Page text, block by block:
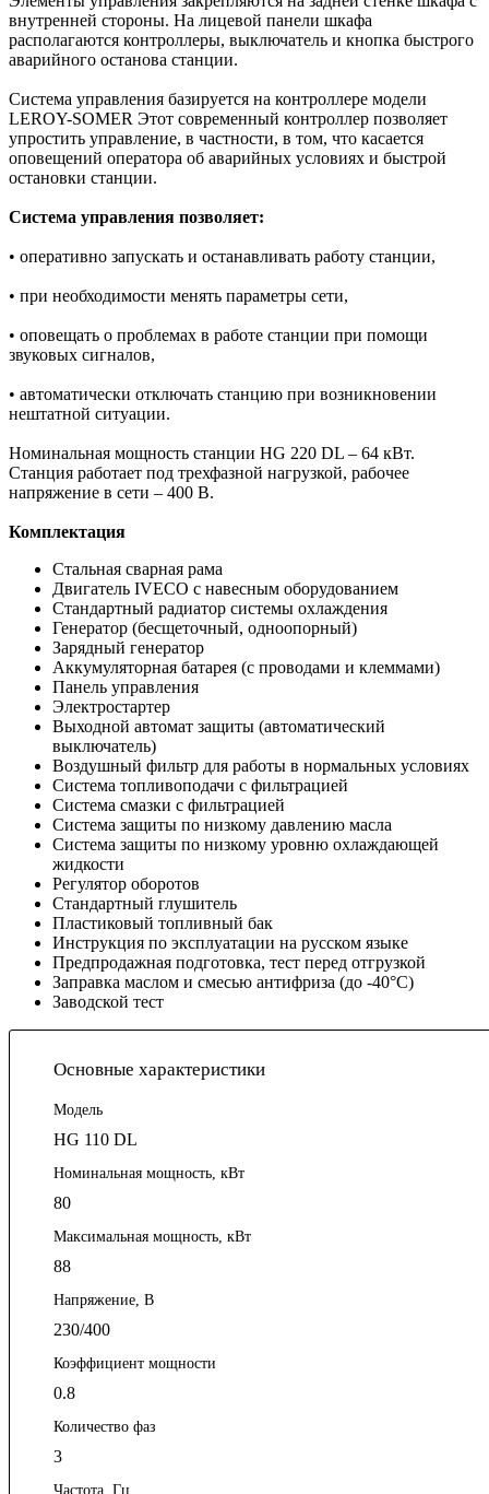
внутренней стороны. На лицевой панели шкафа
располагаются контроллеры, выключатель и кнопка быстрого
аварийного останова станции.
Система управления базируется на контроллере модели
LEROY-SOMER Этот современный контроллер позволяет
упростить управление, в частности, в том, что касается
оповещений оператора об аварийных условиях и быстрой
остановки станции.
Система управления позволяет:
• оперативно запускать и останавливать работу станции,
• при необходимости менять параметры сети,
• оповещать о проблемах в работе станции при помощи
звуковых сигналов,
• автоматически отключать станцию при возникновении
нештатной ситуации.
Номинальная мощность станции HG 220 DL – 64 кВт.
Станция работает под трехфазной нагрузкой, рабочее
напряжение в сети – 400 В.
Комплектация
Стальная сварная рама
Двигатель IVECO с навесным оборудованием
Стандартный радиатор системы охлаждения
Генератор (бесщеточный, одноопорный)
Зарядный генератор
Аккумуляторная батарея (с проводами и клеммами)
Панель управления
Электростартер
Выходной автомат защиты (автоматический
выключатель)
Воздушный фильтр для работы в нормальных условиях
Система топливоподачи с фильтрацией
Система смазки с фильтрацией
Система защиты по низкому давлению масла
Система защиты по низкому уровню охлаждающей
жидкости
Регулятор оборотов
Стандартный глушитель
Пластиковый топливный бак
Инструкция по эксплуатации на русском языке
Предпродажная подготовка, тест перед отгрузкой
Заправка маслом и смесью антифриза (до -40°С)
Заводской тест
Основные характеристики
Модель
HG 110 DL
Номинальная мощность, кВт
80
Максимальная мощность, кВт
88
Напряжение, В
230/400
Коэффициент мощности
0.8
Количество фаз
3
Частота, Гц